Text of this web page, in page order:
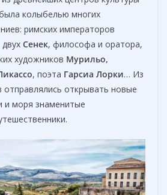
колыбелью многих
римских императоров
двух Сенек, философа и оратора,
художников Мурильо,
, поэта Гарсиа Лорки… Из
отправлялись открывать новые
и моря знаменитые